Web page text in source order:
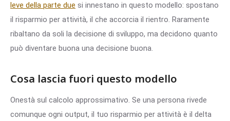
leve della parte due si innestano in questo modello: spostano
il risparmio per attività, il che accorcia il rientro. Raramente
ribaltano da soli la decisione di sviluppo, ma decidono quanto
può diventare buona una decisione buona.
Cosa lascia fuori questo modello
Onestà sul calcolo approssimativo. Se una persona rivede
comunque ogni output, il tuo risparmio per attività è il delta